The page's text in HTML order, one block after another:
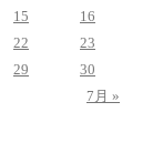
15
16
22
23
29
30
7月 »